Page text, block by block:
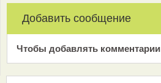
Добавить сообщение
Чтобы добавлять комментарии